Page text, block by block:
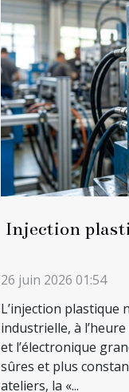
Injection
26 juin 2026 01:54
L’injection plastique
industrielle, à
et l’électronique
sûres et plus
ateliers, la «...